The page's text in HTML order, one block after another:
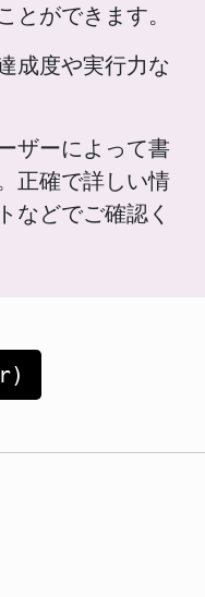
とができます。
成度や実行力な
ザーによって書
正確で詳しい情
などでご確認く